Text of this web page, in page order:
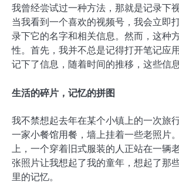
我曾经尝试过一种方法，那就是记录下
当我看到一个喜欢的视频号，我会立即
录下它的名字和相关信息。然而，这种
性。首先，我并不总是记得打开笔记应
记下了信息，随着时间的推移，这些信
生活的碎片，记忆的拼图
我不禁想起去年在某个小镇上的一次旅
一家小餐馆用餐，墙上挂着一些老照片
上，一个穿着旧式服装的人正站在一辆
张照片让我想起了我的童年，想起了那
里的记忆。